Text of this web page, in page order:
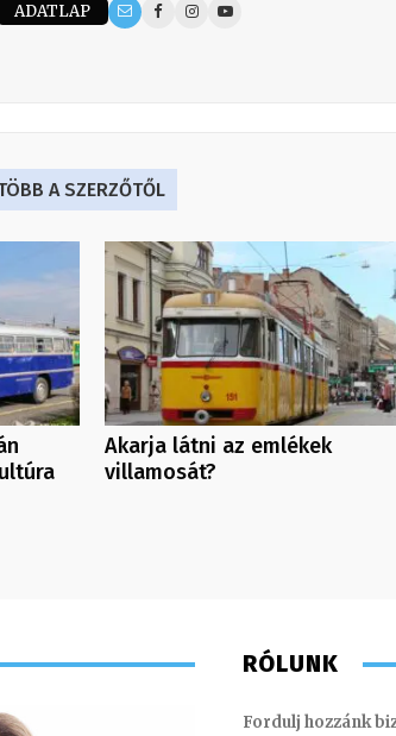
ADATLAP
A SZERZŐTŐL
Akarja látni az emlékek
villamosát?
RÓLUNK
Fordulj hozzánk